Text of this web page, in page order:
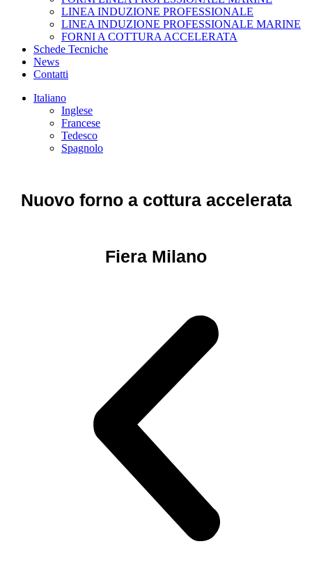
LINEA INDUZIONE PROFESSIONALE
LINEA INDUZIONE PROFESSIONALE MARINE
FORNI A COTTURA ACCELERATA
Schede Tecniche
News
Contatti
Italiano
Inglese
Francese
Tedesco
Spagnolo
Nuovo forno a cottura accelerata
Fiera Milano